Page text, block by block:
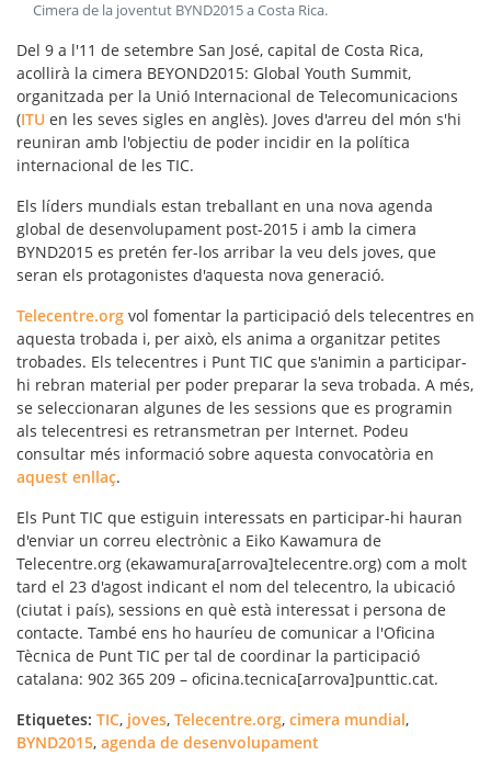
Cimera de la joventut BYND2015 a Costa Rica.
Del 9 a l'11 de setembre San José, capital de Costa Rica,
acollirà la cimera BEYOND2015: Global Youth Summit,
organitzada per la Unió Internacional de Telecomunicacions
(ITU en les seves sigles en anglès). Joves d'arreu del món s'hi
reuniran amb l'objectiu de poder incidir en la política
internacional de les TIC.
Els líders mundials estan treballant en una nova agenda
global de desenvolupament post-2015 i amb la cimera
BYND2015 es pretén fer-los arribar la veu dels joves, que
seran els protagonistes d'aquesta nova generació.
Telecentre.org vol fomentar la participació dels telecentres en
aquesta trobada i, per això, els anima a organitzar petites
trobades. Els telecentres i Punt TIC que s'animin a participar-
hi rebran material per poder preparar la seva trobada. A més,
se seleccionaran algunes de les sessions que es programin
als telecentresi es retransmetran per Internet. Podeu
consultar més informació sobre aquesta convocatòria en
aquest enllaç.
Els Punt TIC que estiguin interessats en participar-hi hauran
d'enviar un correu electrònic a Eiko Kawamura de
Telecentre.org (ekawamura[arrova]telecentre.org) com a molt
tard el 23 d'agost indicant el nom del telecentro, la ubicació
(ciutat i país), sessions en què està interessat i persona de
contacte. També ens ho hauríeu de comunicar a l'Oficina
Tècnica de Punt TIC per tal de coordinar la participació
catalana: 902 365 209 – oficina.tecnica[arrova]punttic.cat.
Etiquetes: TIC, joves, Telecentre.org, cimera mundial,
BYND2015, agenda de desenvolupament